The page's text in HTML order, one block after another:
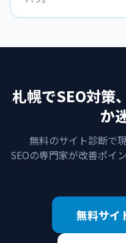
札幌でSEO対策
か
無料のサイト診断で
SEOの専門家が改善ポイ
無料サイ